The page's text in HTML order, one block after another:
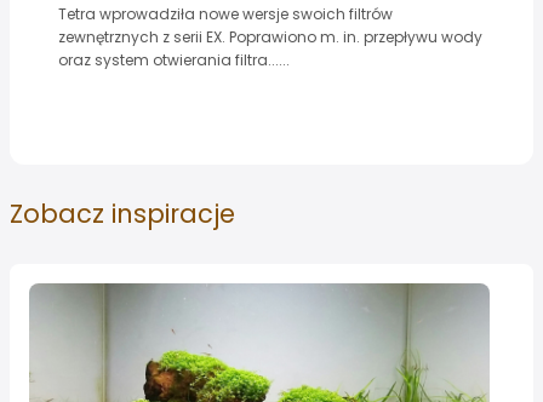
Tetra wprowadziła nowe wersje swoich filtrów
zewnętrznych z serii EX. Poprawiono m. in. przepływu wody
oraz system otwierania filtra......
Zobacz inspiracje